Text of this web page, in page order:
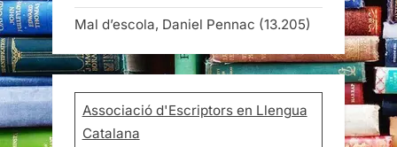
Mal d’escola, Daniel Pennac (13.205)
Associació d'Escriptors en Llengua
Catalana